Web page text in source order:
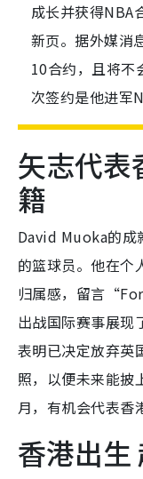
成长并获得NBA
新页。据外媒消
10合约，且将不
次签约是他进军
矢志代表
籍
David Muoka的成
的篮球员。他在个
归属感，留言
出战国际赛事展现
表明已决定放弃英
照，以便未来能披
月，有机会代表香
香港出生